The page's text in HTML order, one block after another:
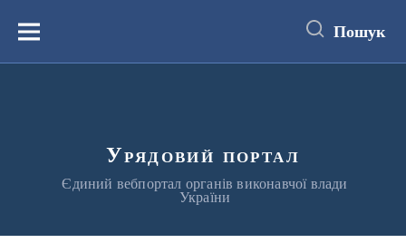
вмістуМеню Пошук
Урядовий портал
Єдиний вебпортал органів виконавчої влади
України